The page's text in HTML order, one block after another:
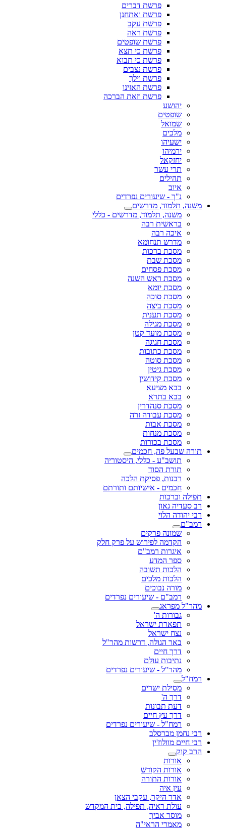
פרשת דברים
פרשת ואתחנן
פרשת עקב
פרשת ראה
פרשת שופטים
פרשת כי תצא
פרשת כי תבוא
פרשת נצבים
פרשת וילך
פרשת האזינו
פרשת וזאת הברכה
יהושע
שופטים
שמואל
מלכים
ישעיהו
ירמיהו
יחזקאל
תרי עשר
תהילים
איוב
נ"ך - שיעורים נפרדים
משנה, תלמוד, מדרשים
משנה, תלמוד, מדרשים - כללי
בראשית רבה
איכה רבה
מדרש תנחומא
מסכת ברכות
מסכת שבת
מסכת פסחים
מסכת ראש השנה
מסכת יומא
מסכת סוכה
מסכת ביצה
מסכת תענית
מסכת מגילה
מסכת מועד קטן
מסכת חגיגה
מסכת כתובות
מסכת סוטה
מסכת גיטין
מסכת קידושין
בבא מציעא
בבא בתרא
מסכת סנהדרין
מסכת עבודה זרה
מסכת אבות
מסכת מנחות
מסכת בכורות
תורה שבעל פה, חכמים
תושב"ע - כללי, היסטוריה
תורת הסוד
רבנות, פסיקת הלכה
חכמים - אישיותם ותורתם
תפילה וברכות
רב סעדיה גאון
רבי יהודה הלוי
רמב"ם
שמונה פרקים
הקדמה לפירוש על פרק חלק
איגרות רמב"ם
ספר המדע
הלכות תשובה
הלכות מלכים
מורה נבוכים
רמב"ם - שיעורים נפרדים
מהר"ל מפראג
גבורות ה'
תפארת ישראל
נצח ישראל
באר הגולה, דרשות מהר"ל
דרך חיים
נתיבות עולם
מהר"ל - שיעורים נפרדים
רמח"ל
מסילת ישרים
דרך ה'
דעת תבונות
דרך עץ חיים
רמח"ל - שיעורים נפרדים
רבי נחמן מברסלב
רבי חיים מוולוז'ין
הרב קוק
אורות
אורות הקודש
אורות התורה
עין איה
אדר היקר, עקבי הצאן
עולת ראיה, תפילה, בית המקדש
מוסר אביך
מאמרי הראי"ה